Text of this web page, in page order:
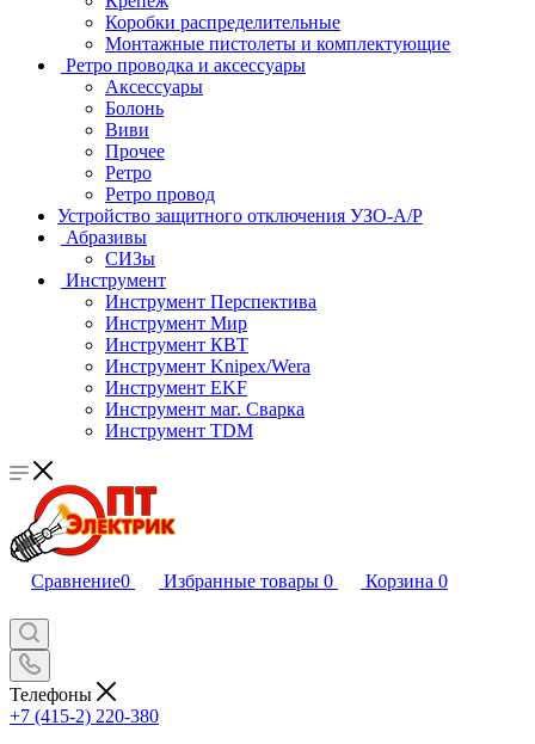
Коробки распределительные
Монтажные пистолеты и комплектующие
Ретро проводка и аксессуары
Аксессуары
Болонь
Виви
Прочее
Ретро
Ретро провод
Устройство защитного отключения УЗО-А/Р
Абразивы
СИЗы
Инструмент
Инструмент Перспектива
Инструмент Мир
Инструмент КВТ
Инструмент Knipex/Wera
Инструмент EKF
Инструмент маг. Сварка
Инструмент TDM
Сравнение0 Избранные товары 0 Корзина 0
Телефоны
+7 (415-2) 220-380